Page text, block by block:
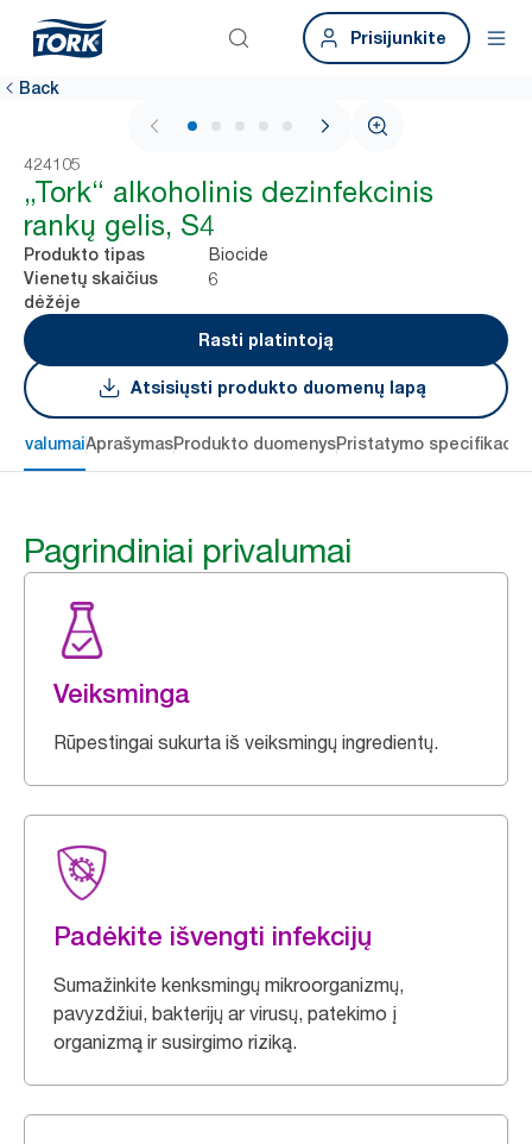
Prisijunkite
Back
1 / 6
424105
„Tork“ alkoholinis dezinfekcinis
rankų gelis, S4
Produkto tipas Biocide
Vienetų skaičius
dėžėje
6
Rasti platintoją
Atsisiųsti produkto duomenų lapą
AprašymasProdukto duomenysPristatymo
Pagrindiniai privalumai
Veiksminga
Rūpestingai sukurta iš veiksmingų ingredientų.
Padėkite išvengti infekcijų
Sumažinkite kenksmingų mikroorganizmų,
pavyzdžiui, bakterijų ar virusų, patekimo į
organizmą ir susirgimo riziką.